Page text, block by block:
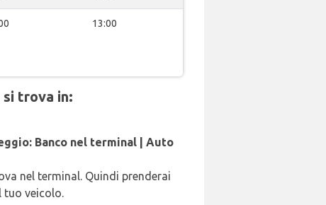
13:00
si trova in:
Banco nel terminal | Auto
nel terminal. Quindi prenderai
tuo veicolo.